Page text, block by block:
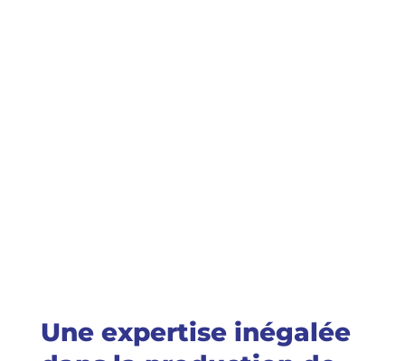
Une expertise inégalée